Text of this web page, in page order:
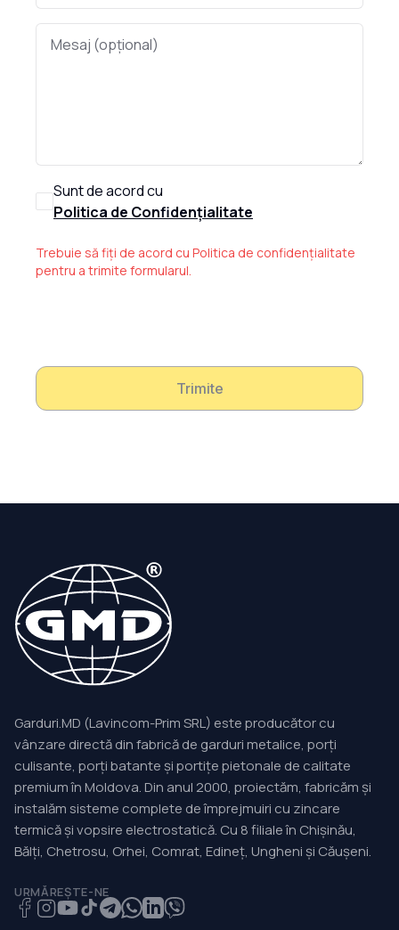
Sunt de acord cu
Politica de Confidențialitate
Trebuie să fiți de acord cu Politica de confidențialitate
pentru a trimite formularul.
Trimite
Garduri.MD (Lavincom-Prim SRL) este producător cu
vânzare directă din fabrică de garduri metalice, porți
culisante, porți batante și portițe pietonale de calitate
premium în Moldova. Din anul 2000, proiectăm, fabricăm și
instalăm sisteme complete de împrejmuiri cu zincare
termică și vopsire electrostatică. Cu 8 filiale în Chișinău,
Bălți, Chetrosu, Orhei, Comrat, Edineț, Ungheni și Căușeni.
URMĂREȘTE-NE